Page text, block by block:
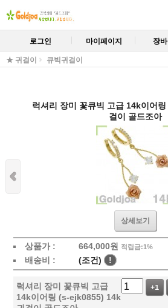
로그인 마이페이지 장
★ 귀걸이 큐빅귀걸이
럭셔리 장미 꽃큐빅 고급 14k이어
걸이 골드조아
상세보기
상품가 : 664,000원 적립금:1%
배송비 : (조건) !
럭셔리 장미 꽃큐빅 고급
14k이어링 (s-ejk0855) 14k
+1